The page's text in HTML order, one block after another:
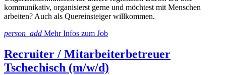
kommunikativ, organisierst gerne und möchtest mit Menschen
arbeiten? Auch als Quereinsteiger willkommen.
person_add Mehr Infos zum Job
Recruiter / Mitarbeiterbetreuer
Tschechisch (m/w/d)